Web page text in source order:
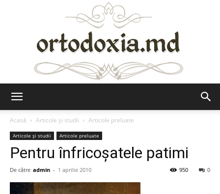
Acasă
Articole şi studii Articole preluate
Articole şi studii Articole preluate
Pentru înfricoşatele patimi
De către admin - 1 aprilie 2010 0
950